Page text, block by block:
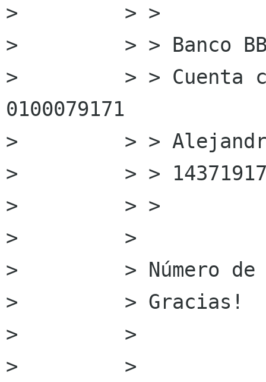
>         > >
>         > > Banco
>         > > Cuenta
0100079171
>         > > Alejandro
>         > >
>         > >
>         >
>         > Número de
>         > Gracias!
>         >
>         >